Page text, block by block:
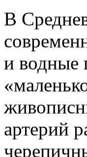
В
и водные
артерий